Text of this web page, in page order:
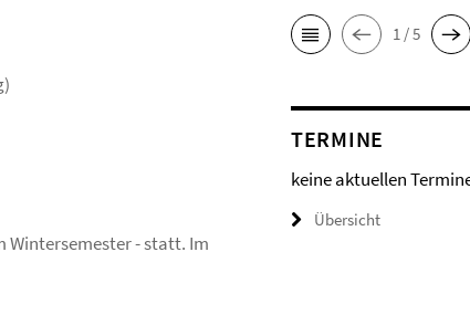
Wintersemester - statt. Im
1 / 5
TERMINE
keine aktuellen
Übersicht